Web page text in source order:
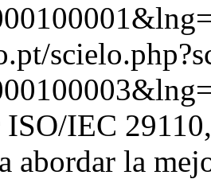
ISO/IEC
abordar la